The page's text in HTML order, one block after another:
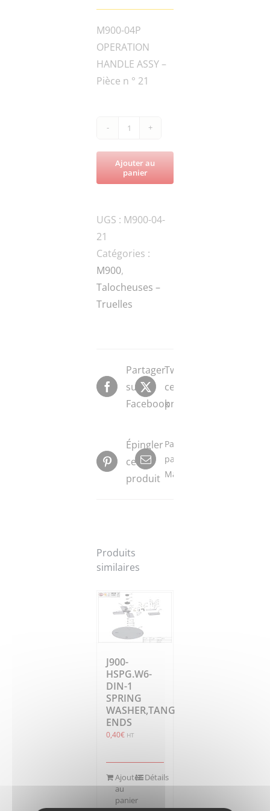
M900-04P
OPERATION
HANDLE ASSY –
Pièce n ° 21
quantité
de
M900-
100G-
COVER
Ajouter au
panier
UGS : M900-04-
21
Catégories :
M900,
Talocheuses –
Truelles
Partager
sur
Facebook
Tweeter
ce
produit
Épingler
ce
produit
Partager
par
Mail
Produits
similaires
J900-
HSPG.W6-
DIN-1
SPRING
WASHER,TANG
ENDS
0,40€ HT
Ajouter
au
panier
Détails